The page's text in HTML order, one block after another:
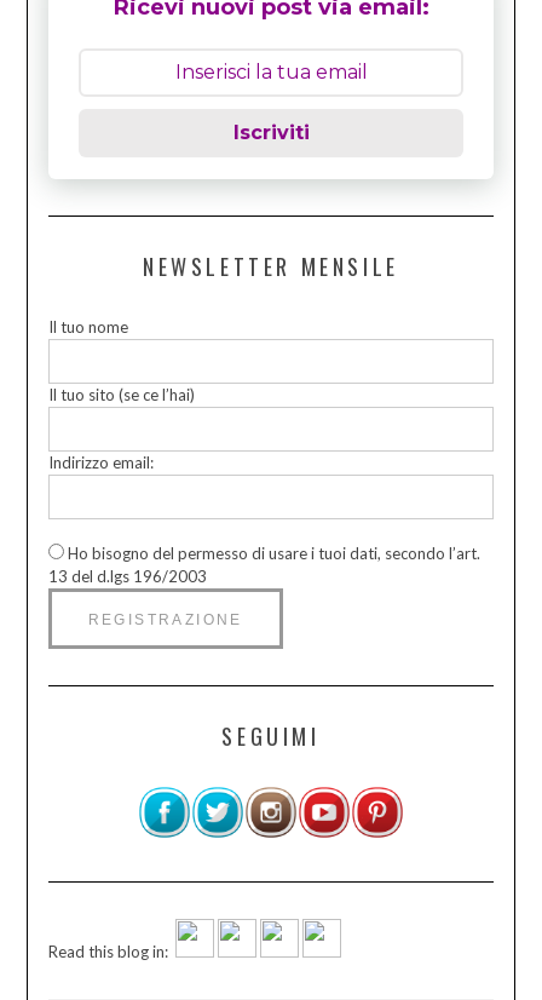
Ricevi nuovi post via email:
Iscriviti
NEWSLETTER MENSILE
Il tuo nome
Il tuo sito (se ce l’hai)
Indirizzo email:
Ho bisogno del permesso di usare i tuoi dati, secondo l’art.
13 del d.lgs 196/2003
SEGUIMI
Read this blog in: